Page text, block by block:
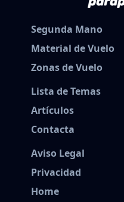
Segunda Mano
Material de Vuelo
Zonas de Vuelo
Lista de Temas
Artículos
Contacta
Aviso Legal
Privacidad
Home